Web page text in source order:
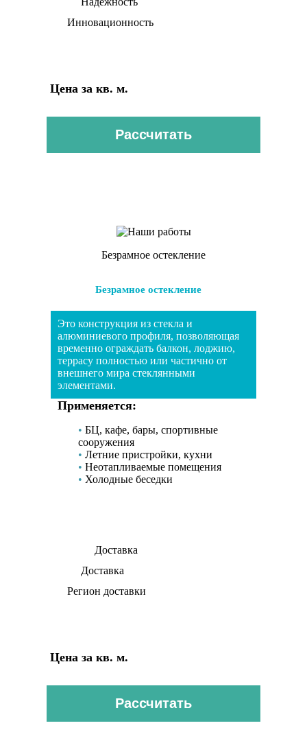
Инновационность
Цена за кв. м.
Рассчитать
Безрамное остекление
Безрамное остекление
Это конструкция из стекла и
алюминиевого профиля, позволяющая
временно ограждать балкон, лоджию,
террасу полностью или частично от
внешнего мира стеклянными
элементами.
Применяется:
БЦ, кафе, бары, спортивные
сооружения
Летние пристройки, кухни
Неотапливаемые помещения
Холодные беседки
Доставка
Доставка
Регион доставки
Цена за кв. м.
Рассчитать